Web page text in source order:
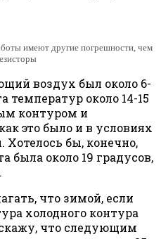
имеют другие погрешности, чем
воздух был около 6-
температур около 14-15
контуром и
это было и в условиях
бы, конечно,
была около 19 градусов,
что зимой, если
холодного контура
что следующим